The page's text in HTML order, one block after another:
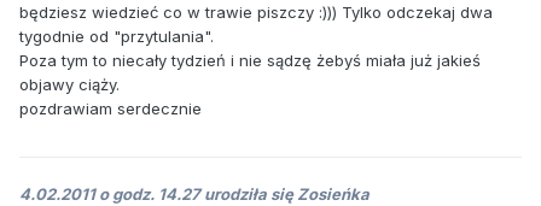
będziesz wiedzieć co w trawie piszczy :))) Tylko odczekaj dwa
tygodnie od "przytulania".
Poza tym to niecały tydzień i nie sądzę żebyś miała już jakieś
objawy ciąży.
pozdrawiam serdecznie
4.02.2011 o godz. 14.27 urodziła się Zosieńka